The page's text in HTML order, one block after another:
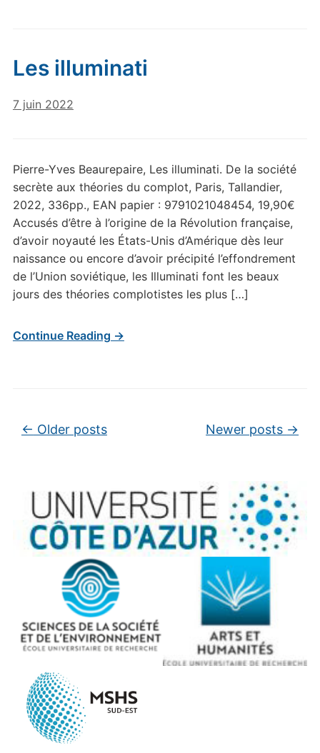
Les illuminati
7 juin 2022
Pierre-Yves Beaurepaire, Les illuminati. De la société
secrète aux théories du complot, Paris, Tallandier,
2022, 336pp., EAN papier : 9791021048454, 19,90€
Accusés d’être à l’origine de la Révolution française,
d’avoir noyauté les États-Unis d’Amérique dès leur
naissance ou encore d’avoir précipité l’effondrement
de l’Union soviétique, les Illuminati font les beaux
jours des théories complotistes les plus […]
Continue Reading →
Post navigation
← Older posts Newer posts →